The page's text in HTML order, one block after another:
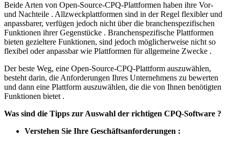
Beide Arten von Open-Source-CPQ-Plattformen haben ihre Vor-
und Nachteile . Allzweckplattformen sind in der Regel flexibler und
anpassbarer, verfügen jedoch nicht über die branchenspezifischen
Funktionen ihrer Gegenstücke . Branchenspezifische Plattformen
bieten gezieltere Funktionen, sind jedoch möglicherweise nicht so
flexibel oder anpassbar wie Plattformen für allgemeine Zwecke .
Der beste Weg, eine Open-Source-CPQ-Plattform auszuwählen,
besteht darin, die Anforderungen Ihres Unternehmens zu bewerten
und dann eine Plattform auszuwählen, die die von Ihnen benötigten
Funktionen bietet .
Was sind die Tipps zur Auswahl der richtigen CPQ-Software ?
Verstehen Sie Ihre Geschäftsanforderungen :